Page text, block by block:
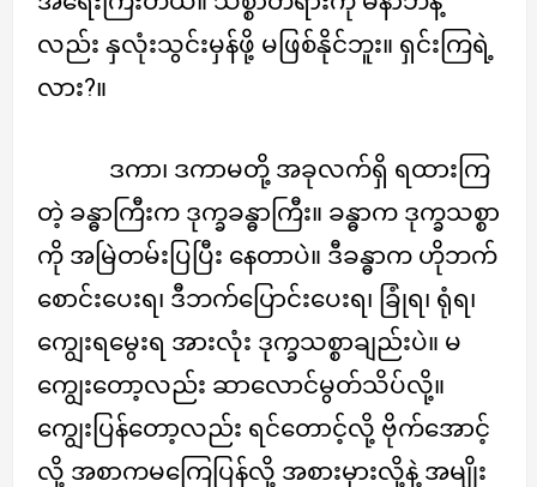
လည်း နှလုံးသွင်းမှန်ဖို့ မဖြစ်နိုင်ဘူး။ ရှင်းကြရဲ့
လား?။
ဒကာ၊ ဒကာမတို့ အခုလက်ရှိ ရထားကြ
တဲ့ ခန္ဓာကြီးက ဒုက္ခခန္ဓာကြီး။ ခန္ဓာက ဒုက္ခသစ္စာ
ကို အမြဲတမ်းပြပြီး နေတာပဲ။ ဒီခန္ဓာက ဟိုဘက်
စောင်းပေးရ၊ ဒီဘက်ပြောင်းပေးရ၊ ခြုံရ၊ ရုံရ၊
ကျွေးရမွေးရ အားလုံး ဒုက္ခသစ္စာချည်းပဲ။ မ
ကျွေးတော့လည်း ဆာလောင်မွတ်သိပ်လို့။
ကျွေးပြန်တော့လည်း ရင်တောင့်လို့ ဗိုက်အောင့်
လို့ အစာကမကြေပြန်လို့ အစားမှားလို့နဲ့ အမျိုး